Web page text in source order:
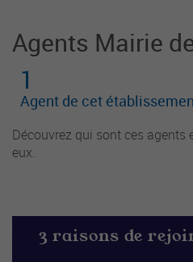
Agents Mairie
1
Agent de cet
Découvrez qui sont ces agents
eux.
3 raisons de